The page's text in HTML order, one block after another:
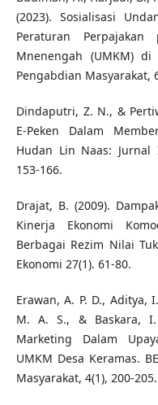
(2023). Sosialisasi
Peraturan
Mnenengah (UMKM)
Pengabdian Masyarakat,
Dindaputri, Z. N., &
E-Peken Dalam
Hudan Lin Naas: Jurnal
153-166.
Drajat, B. (2009).
Kinerja Ekonomi
Berbagai Rezim Nilai
Ekonomi 27(1). 61-80.
Erawan, A. P. D., Aditya,
M. A. S., & Baskara,
Marketing Dalam
UMKM Desa Keramas.
Masyarakat, 4(1), 200-205.